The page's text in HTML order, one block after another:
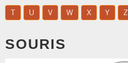
T U V W X Y Z
SOURIS